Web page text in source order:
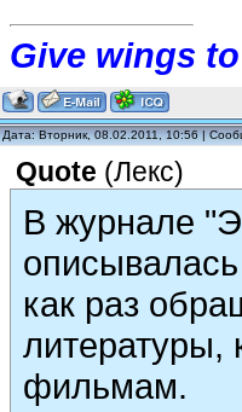
Give wings
Дата: Вторник, 08.02.2011, 10:56 |
Quote (Лекс)
В журнале
как раз
литературы,
фильмам.